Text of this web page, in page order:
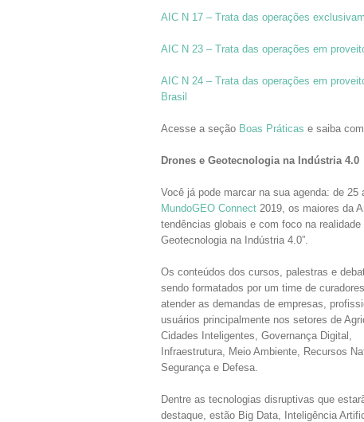
AIC N 17 – Trata das operações
AIC N 23 – Trata das operações em
AIC N 24 – Trata das operações em
Brasil
Acesse a seção Boas Práticas e saiba
Drones e Geotecnologia na Indústria 4.0
Você já pode marcar na sua agenda: de
MundoGEO Connect 2019, os maiores da
tendências globais e com foco na
Geotecnologia na Indústria 4.0”.
Os conteúdos dos cursos, palestras e
sendo formatados por um time de
atender as demandas de empresas,
usuários principalmente nos setores de
Cidades Inteligentes, Governança Digital,
Infraestrutura, Meio Ambiente, Recursos
Segurança e Defesa.
Dentre as tecnologias disruptivas que
destaque, estão Big Data, Inteligência